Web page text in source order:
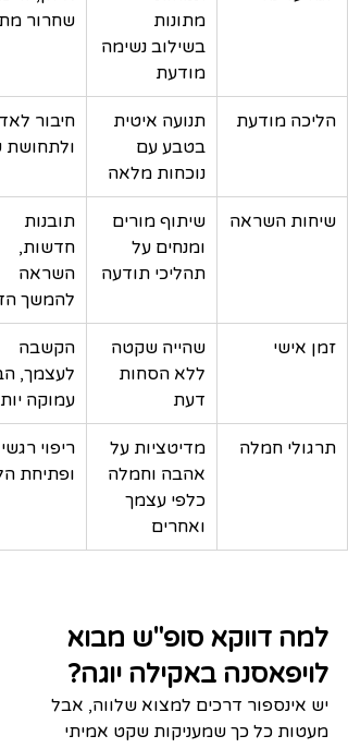
מתונות
בשילוב נשימה
מודעת
שחרור
הליכה מודעת
תנועה איטית
בטבע עם
נוכחות מלאה
חיבור
שיחות השראה
שיתוף מורים
ומנחים על
תהליכי תודעה
תובנות
חדשות,
השראה
להמשך
זמן אישי
שהייה שקטה
ללא הסחות
דעת
הקשבה
לעצמך,
עמוקה
תרגולי חמלה
מדיטציות על
אהבה וחמלה
כלפי עצמך
ואחרים
ריפוי
ופתיחת
למה דווקא סופ"ש מבוא
לויפאסנה באקילה יוגה?
יש אינספור דרכים למצוא שלווה, אבל
מעטות כל כך שמעניקות שקט אמיתי